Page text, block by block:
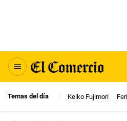
Temas del día Keiko Fujimori